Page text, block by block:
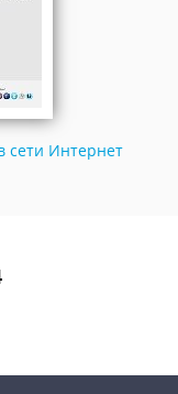
сети Интернет